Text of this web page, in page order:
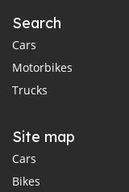
Search
Cars
Motorbikes
Trucks
Site map
Cars
Bikes